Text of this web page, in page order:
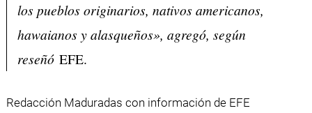
los pueblos originarios, nativos americanos,
hawaianos y alasqueños», agregó, según
reseñó EFE.
Redacción Maduradas con información de EFE